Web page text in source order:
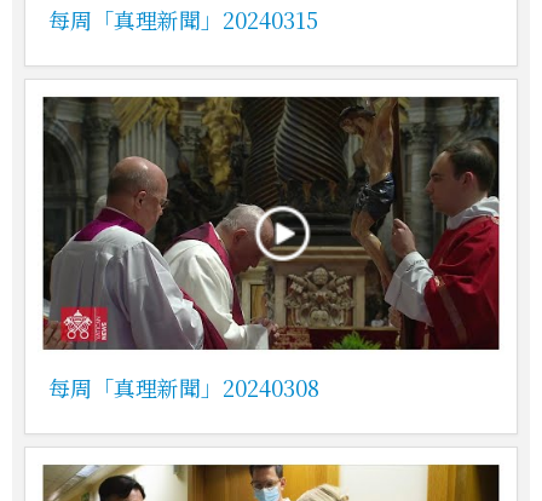
每周「真理新聞」20240315
每周「真理新聞」20240308